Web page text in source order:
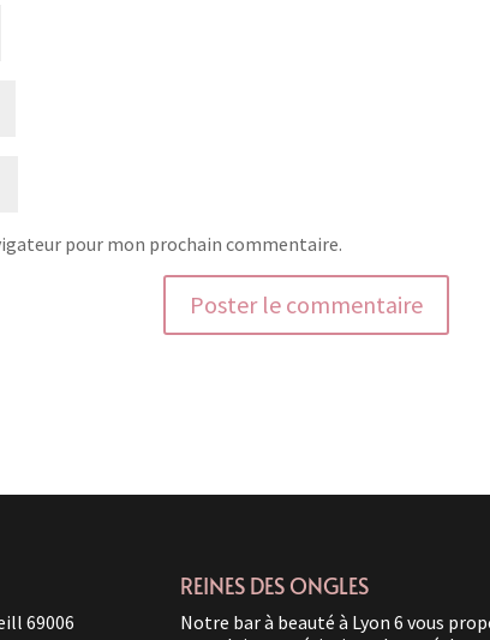
pour mon prochain commentaire.
69006
REINES DES ONGLES
Notre bar à beauté à Lyon 6 vous